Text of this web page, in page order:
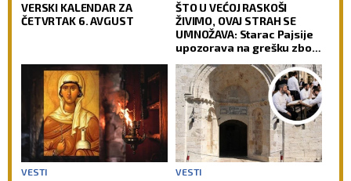
VERSKI KALENDAR ZA
ČETVRTAK 6. AVGUST
ŠTO U VEĆOJ RASKOŠI
ŽIVIMO, OVAJ STRAH SE
UMNOŽAVA: Starac Pajsije
upozorava na grešku zbog
VESTI VESTI